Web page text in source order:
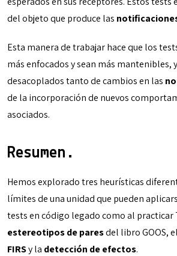
del objeto que produce las
Esta manera de trabajar hace que los
más enfocados y sean más mantenibles,
desacoplados tanto de cambios en las
de la incorporación de nuevos
asociados.
Resumen.
Hemos explorado tres heurísticas
límites de una unidad que pueden
tests en código legado como al practicar
estereotipos de paresdel libro GOOS, el
FIRSy la detección de efectos.